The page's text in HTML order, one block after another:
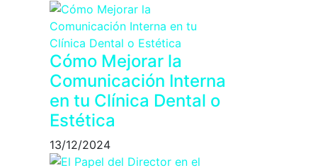
Cómo Mejorar la
Comunicación Interna
en tu Clínica Dental o
Estética
13/12/2024